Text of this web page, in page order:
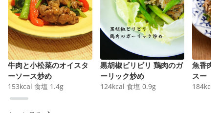
牛肉と小松菜のオイスタ
ーソース炒め
153kcal 食塩 1.4g
黒胡椒ビリビリ 鶏肉のガ
ーリック炒め
124kcal 食塩 0.9g
魚香肉
スー
184kcal